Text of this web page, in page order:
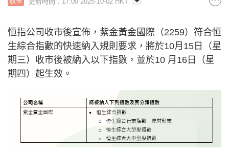
恒指公司收市後宣佈，紫金黃金國際（2259）符合恒
生綜合指數的快速納入規則要求，將於10月15日（星
期三）收市後被納入以下指數，並於10 月16日（星
期四）起生效。